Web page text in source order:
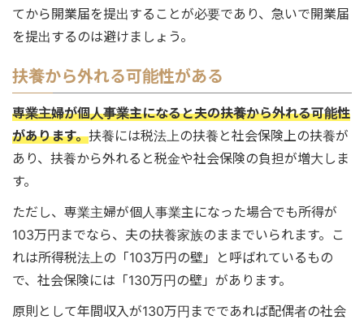
てから開業届を提出することが必要であり、急いで開業届
を提出するのは避けましょう。
扶養から外れる可能性がある
専業主婦が個人事業主になると夫の扶養から外れる可能性
があります。扶養には税法上の扶養と社会保険上の扶養が
あり、扶養から外れると税金や社会保険の負担が増大しま
す。
ただし、専業主婦が個人事業主になった場合でも所得が
103万円までなら、夫の扶養家族のままでいられます。こ
れは所得税法上の「103万円の壁」と呼ばれているもの
で、社会保険には「130万円の壁」があります。
原則として年間収入が130万円までであれば配偶者の社会